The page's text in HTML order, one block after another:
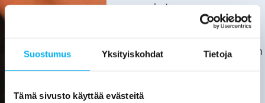
Suostumus Yksityiskohdat Tietoja
Tämä sivusto käyttää evästeitä
kata.
huolehtii
kotitalousvähennyksen